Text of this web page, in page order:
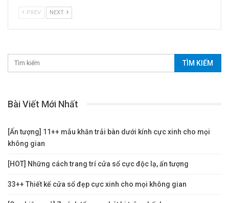
PREV NEXT
Bài Viết Mới Nhất
[Ấn tượng] 11++ mẫu khăn trải bàn dưới kính cực xinh cho mọi
không gian
[HOT] Những cách trang trí cửa sổ cực độc lạ, ấn tượng
33++ Thiết kế cửa sổ đẹp cực xinh cho mọi không gian